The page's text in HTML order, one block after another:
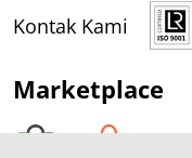
Kontak Kami
Marketplace